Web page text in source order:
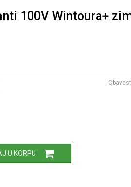
100V Wintoura+
U KORPU